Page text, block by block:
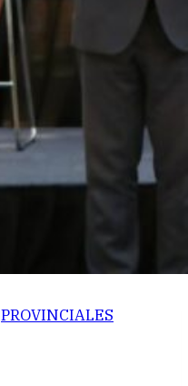
PROVINCIALES